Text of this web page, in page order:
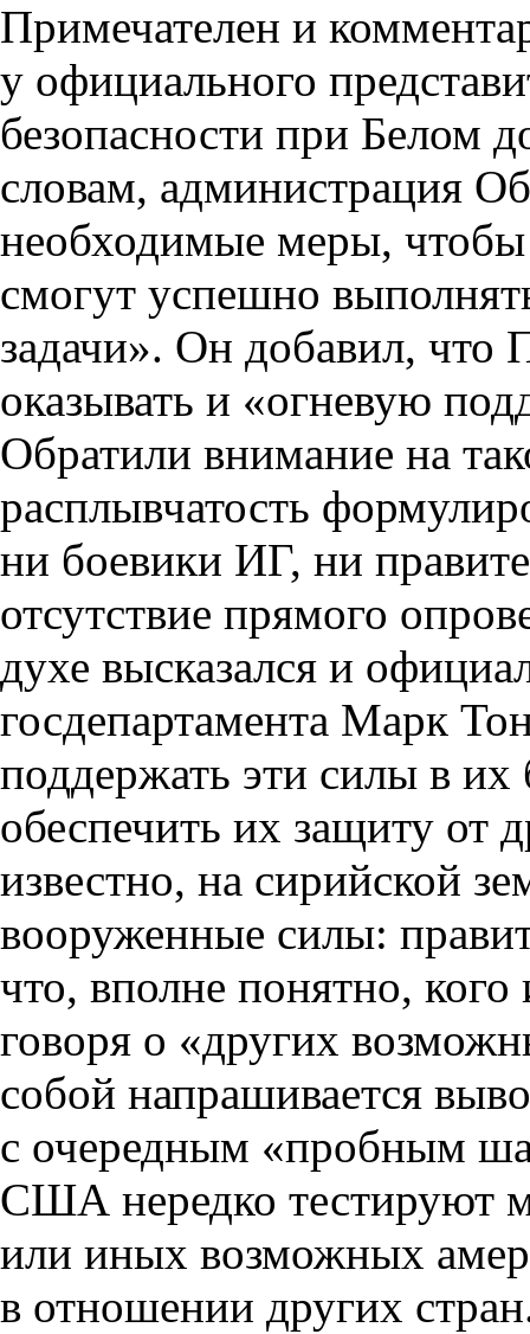
Примечателен и
у официального
безопасности при Белом
словам, администрация
необходимые меры, чтобы
смогут успешно
задачи». Он добавил, что
оказывать и «огневую
Обратили внимание на
расплывчатость
ни боевики ИГ, ни
отсутствие прямого
духе высказался и
госдепартамента Марк
поддержать эти силы в
обеспечить их защиту от
известно, на сирийской
вооруженные силы:
что, вполне понятно,
говоря о «других
собой напрашивается
с очередным «пробным
США нередко тестируют
или иных возможных
в отношении других